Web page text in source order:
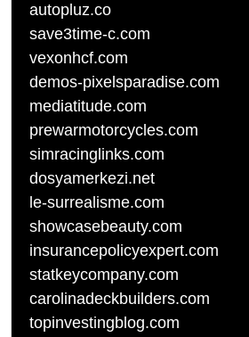
autopluz.co
save3time-c.com
vexonhcf.com
demos-pixelsparadise.com
mediatitude.com
prewarmotorcycles.com
simracinglinks.com
dosyamerkezi.net
le-surrealisme.com
showcasebeauty.com
insurancepolicyexpert.com
statkeycompany.com
carolinadeckbuilders.com
topinvestingblog.com